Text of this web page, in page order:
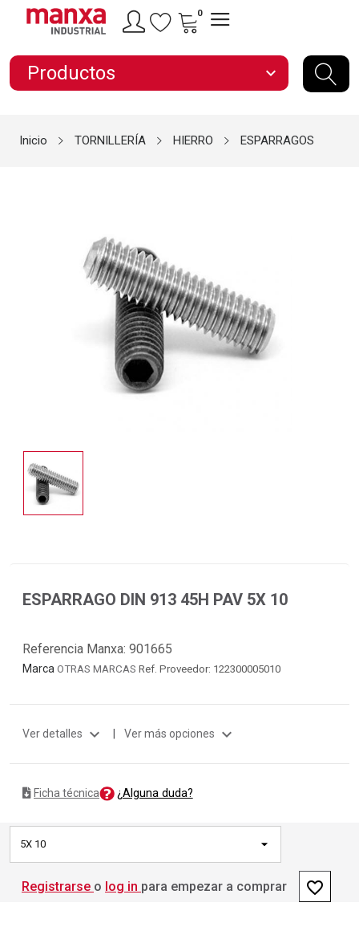
0
Productos expand_more
Inicio TORNILLERÍA HIERRO ESPARRAGOS
ESPARRAGO DIN 913 45H PAV 5X 10
Referencia Manxa: 901665
Marca OTRAS MARCAS Ref. Proveedor: 122300005010
Ver detalles expand_more | Ver más opciones expand_more
Ficha técnica ¿Alguna duda?
5X 10
Registrarse o log in para empezar a comprar favorite_border